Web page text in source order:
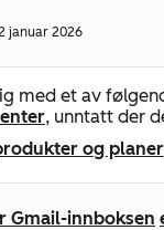
januar 2026
med et av
, unntatt der
og planer
Gmail-innboksen